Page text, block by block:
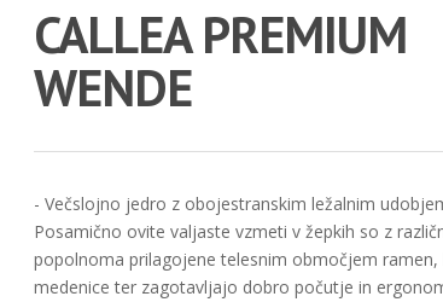
CALLEA PREMIUM
WENDE
- Večslojno jedro z obojestranskim ležalnim
Posamično ovite valjaste vzmeti v žepkih so z
popolnoma prilagojene telesnim območjem ramen,
medenice ter zagotavljajo dobro počutje in